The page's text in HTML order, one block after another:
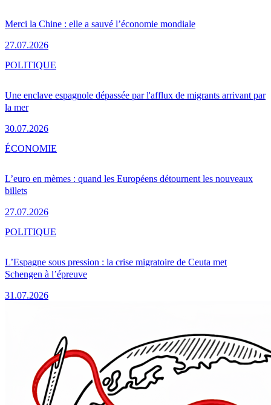
Merci la Chine : elle a sauvé l’économie mondiale
27.07.2026
Une enclave espagnole dépassée par l'afflux de migrants arrivant par
la mer
30.07.2026
POLITIQUE
L’euro en mèmes : quand les Européens détournent les nouveaux
billets
27.07.2026
ÉCONOMIE
L’Espagne sous pression : la crise migratoire de Ceuta met
Schengen à l’épreuve
31.07.2026
POLITIQUE